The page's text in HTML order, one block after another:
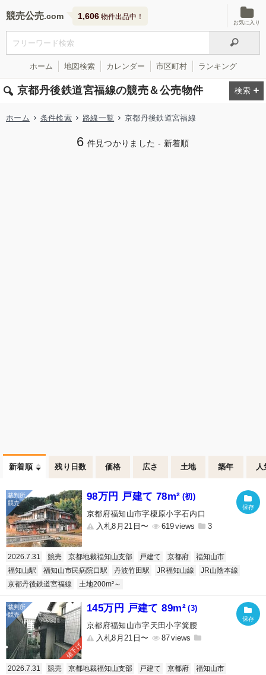
競売公売 1,606 物件出品中！
お気に入り
ホーム 地図検索 カレンダー 市区町村 ランキング
京都丹後鉄道宮福線の競売＆公売物件
ホーム 条件検索 路線一覧 京都丹後鉄道宮福線
6 件見つかりました - 新着順
新着順 残り日数 価格 広さ 土地 築年 人
98万円 戸建て 78m² (初)
京都府福知山市字榎原小字石内口
入札8月21日〜
619 3
2026.7.31 競売 京都地裁福知山支部 戸建て 京都府
福知山市
福知山駅
福知山市民病院口駅 丹波竹田駅 JR福知山線
JR山陰本線
京都丹後鉄道宮福線
土地200m²～
値下げ
145万円 戸建て 89m² (3)
京都府福知山市字天田小字箕腰
入札8月21日〜
87
2026.7.31 競売 京都地裁福知山支部 戸建て 京都府
福知山市